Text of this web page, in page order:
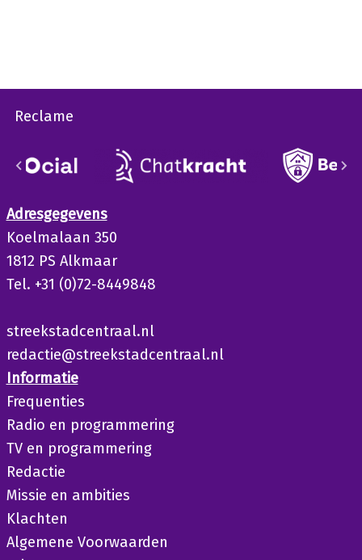
Reclame
Adresgegevens
Koelmalaan 350
1812 PS Alkmaar
Tel. +31 (0)72-8449848
streekstadcentraal.nl
redactie@streekstadcentraal.nl
Informatie
Frequenties
Radio en programmering
TV en programmering
Redactie
Missie en ambities
Klachten
Algemene Voorwaarden